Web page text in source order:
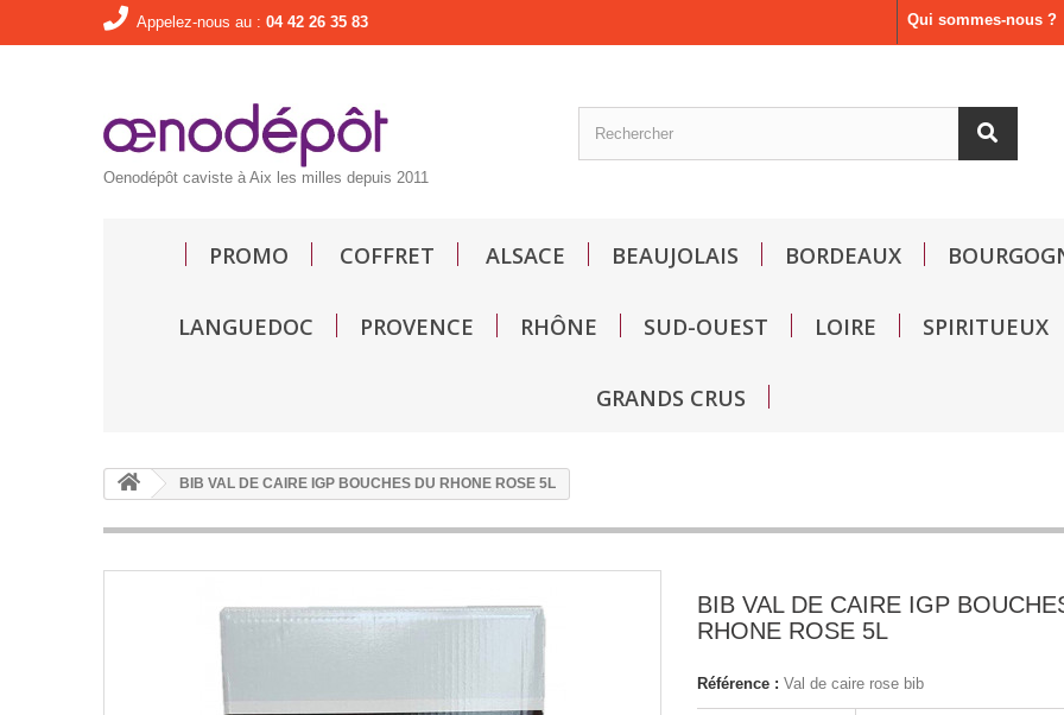
Qui sommes-nous ?
Appelez-nous au : 04 42 26 35 83
Oenodépôt caviste à Aix les milles depuis 2011
PROMO COFFRET ALSACE BEAUJOLAIS BORDEAUX
LANGUEDOC PROVENCE RHÔNE SUD-OUEST LOIRE SPIRITUEUX
GRANDS CRUS
BIB VAL DE CAIRE IGP BOUCHES DU RHONE ROSE 5L
BIB VAL DE CAIRE IGP
RHONE ROSE 5L
Référence : Val de caire rose bib